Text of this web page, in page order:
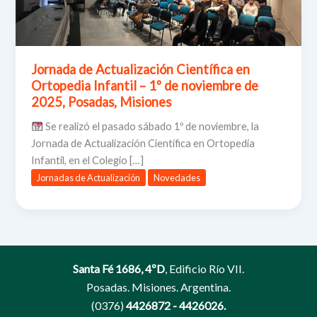
Jornada de Actualización Científica en
Ortopedia Infantil – 1º de noviembre de
2025, Posadas, Misiones
Se realizó el pasado sábado 1º de noviembre, la
Jornada de Actualización Científica en Ortopedia
Infantil, en el Colegio […]
Jornadas de Actualización Novedades
Santa Fé 1686, 4ºD, Edificio Río VII.
Posadas. Misiones. Argentina.
(0376)4426872 - 4426026.